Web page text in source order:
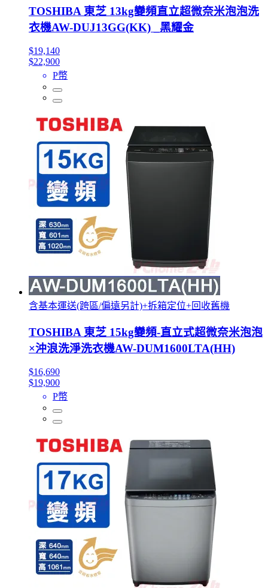
TOSHIBA 東芝 13kg變頻直立超微奈米泡泡洗
衣機AW-DUJ13GG(KK) _黑耀金
$19,140
$22,900
P幣
含基本運送(跨區/偏遠另計)+拆箱定位+回收舊機
TOSHIBA 東芝 15kg變頻-直立式超微奈米泡泡
×沖浪洗淨洗衣機AW-DUM1600LTA(HH)
$16,690
$19,900
P幣